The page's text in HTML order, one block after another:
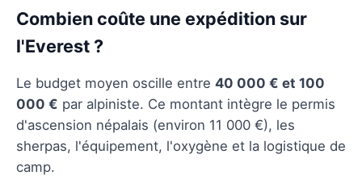
Combien coûte une expédition sur
l'Everest ?
Le budget moyen oscille entre 40 000 € et 100
000 € par alpiniste. Ce montant intègre le permis
d'ascension népalais (environ 11 000 €), les
sherpas, l'équipement, l'oxygène et la logistique de
camp.